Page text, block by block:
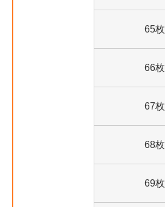
65枚
66枚
67枚
68枚
69枚